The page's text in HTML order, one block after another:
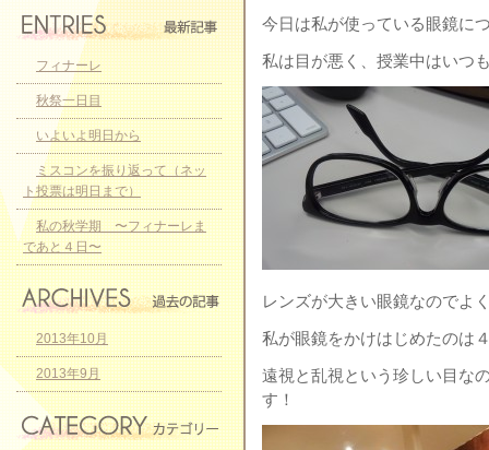
今日は私が使っている眼鏡に
私は目が悪く、授業中はいつ
レンズが大きい眼鏡なのでよ
私が眼鏡をかけはじめたのは
遠視と乱視という珍しい目な
す！
フィナーレ
秋祭一日目
いよいよ明日から
ミスコンを振り返って（ネッ
ト投票は明日まで）
私の秋学期 〜フィナーレま
であと４日〜
2013年10月
2013年9月